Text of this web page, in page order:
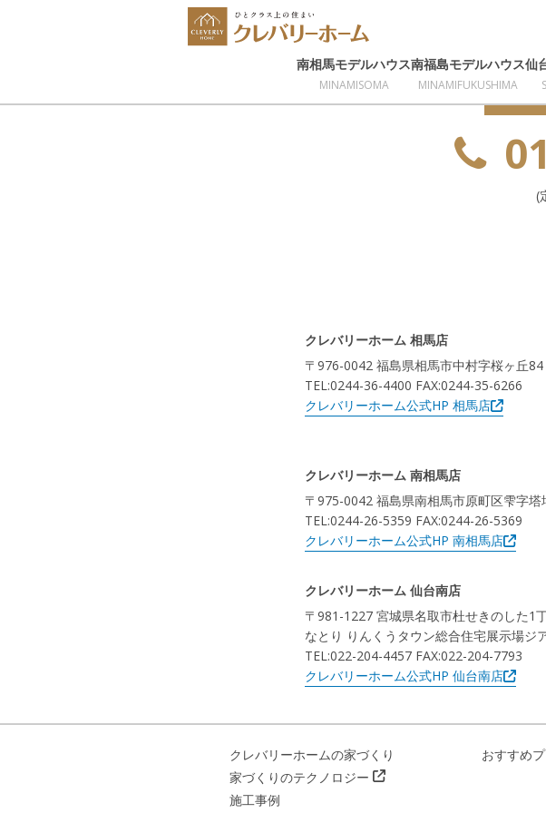
南相馬モデルハウス
MINAMISOMA
南福島モデルハウス
MINAMIFUKUSHIMA
仙
(
クレバリーホーム 相馬店
〒976-0042 福島県相馬市中村字桜ヶ丘84
TEL:0244-36-4400 FAX:0244-35-6266
クレバリーホーム公式HP 相馬店
クレバリーホーム 南相馬店
〒975-0042 福島県南相馬市原町区雫字塔
TEL:0244-26-5359 FAX:0244-26-5369
クレバリーホーム公式HP 南相馬店
クレバリーホーム 仙台南店
〒981-1227 宮城県名取市杜せきのした1
なとり りんくうタウン総合住宅展示場ジ
TEL:022-204-4457 FAX:022-204-7793
クレバリーホーム公式HP 仙台南店
クレバリーホームの家づくり
家づくりのテクノロジー
施工事例
おすすめ